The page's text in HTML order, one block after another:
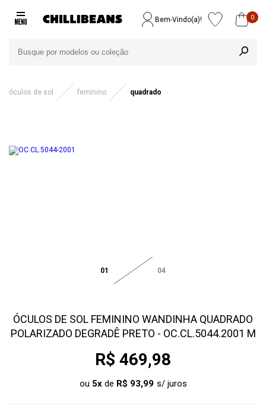
Bem-Vindo(a)! 0
óculos de sol feminino quadrado
01 04
ÓCULOS DE SOL FEMININO WANDINHA QUADRADO
POLARIZADO DEGRADÊ PRETO - OC.CL.5044.2001 M
R$ 469,98
ou 5xde R$ 93,99